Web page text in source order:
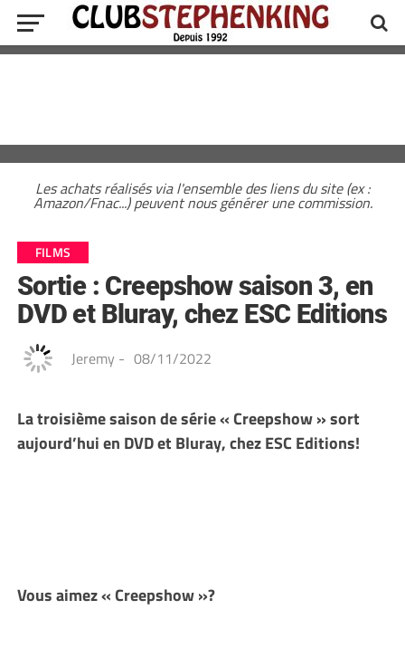
Les achats réalisés via l'ensemble des liens du site (ex :
Amazon/Fnac...) peuvent nous générer une commission.
FILMS
Sortie : Creepshow saison 3, en
DVD et Bluray, chez ESC Editions
Jeremy - 08/11/2022
La troisième saison de série « Creepshow » sort
aujourd’hui en DVD et Bluray, chez ESC Editions!
Vous aimez « Creepshow »?